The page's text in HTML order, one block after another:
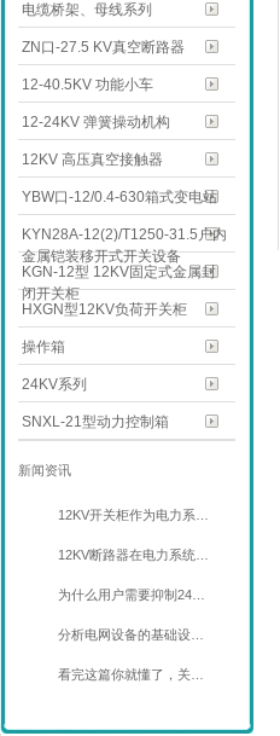
电缆桥架、母线系列
ZN口-27.5 KV真空断路器
12-40.5KV 功能小车
12-24KV 弹簧操动机构
12KV 高压真空接触器
YBW口-12/0.4-630箱式变电站
KYN28A-12(2)/T1250-31.5户内
金属铠装移开式开关设备
KGN-12型 12KV固定式金属封
闭开关柜
HXGN型12KV负荷开关柜
操作箱
24KV系列
SNXL-21型动力控制箱
新闻资讯
12KV开关柜作为电力系…
12KV断路器在电力系统…
为什么用户需要抑制24…
分析电网设备的基础设…
看完这篇你就懂了，关…